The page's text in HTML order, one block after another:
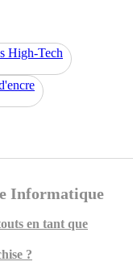
High-Tech
Informatique
en tant que
?